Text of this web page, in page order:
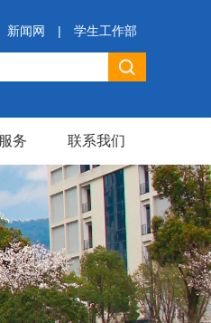
新闻网 | 学生工作部
务 联系我们